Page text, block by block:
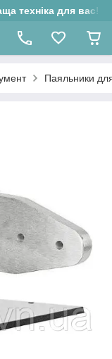
техніка для вас!
Паяльники